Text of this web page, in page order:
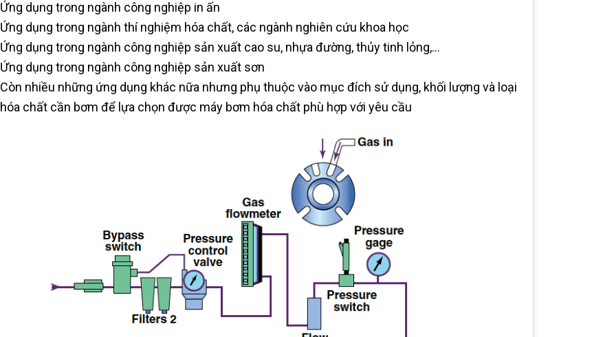
Ứng dụng trong ngành công nghiệp in ấn
Ứng dụng trong ngành thí nghiệm hóa chất, các ngành nghiên cứu khoa học
Ứng dụng trong ngành công nghiệp sản xuất cao su, nhựa đường, thủy tinh lỏng,…
Ứng dụng trong ngành công nghiệp sản xuất sơn
Còn nhiều những ứng dụng khác nữa nhưng phụ thuộc vào mục đích sử dụng, khối lượng và loại
hóa chất cần bơm để lựa chọn được máy bơm hóa chất phù hợp với yêu cầu